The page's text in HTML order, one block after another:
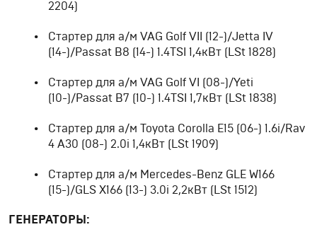
2204)
Стартер для а/м VAG Golf VII (12-)/Jetta IV
(14-)/Passat B8 (14-) 1.4TSI 1,4кВт (LSt 1828)
Стартер для а/м VAG Golf VI (08-)/Yeti
(10-)/Passat B7 (10-) 1.4TSI 1,7кВт (LSt 1838)
Стартер для а/м Toyota Corolla E15 (06-) 1.6i/Rav
4 A30 (08-) 2.0i 1,4кВт (LSt 1909)
Стартер для а/м Mercedes-Benz GLE W166
(15-)/GLS X166 (13-) 3.0i 2,2кВт (LSt 1512)
ГЕНЕРАТОРЫ: